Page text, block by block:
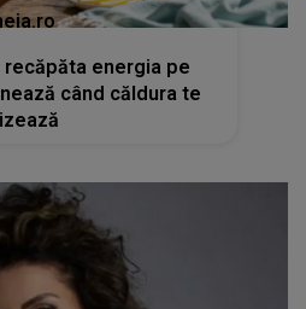
energia pe
când căldura te